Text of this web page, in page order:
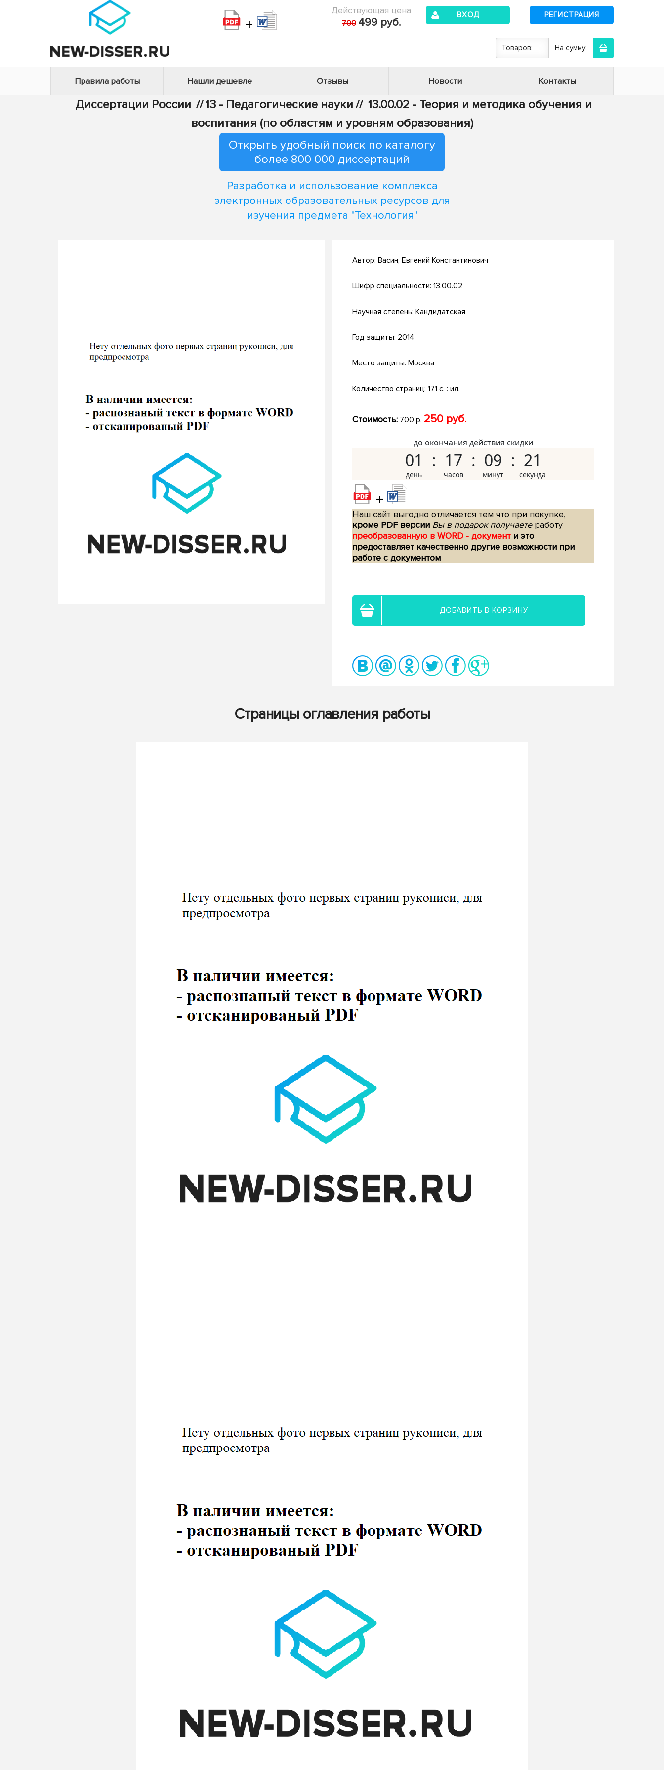
+
Действующая цена
700 499 руб.
ВХОД РЕГИСТРАЦИЯ
Товаров: На сумму:
Правила работы Нашли дешевле Отзывы Новости Контакты
Диссертации России //13 - Педагогические науки // 13.00.02 - Теория и методика обучения и
воспитания (по областям и уровням образования)
Открыть удобный поиск по каталогу
более 800 000 диссертаций
Разработка и использование комплекса
электронных образовательных ресурсов для
изучения предмета "Технология"
Автор: Васин, Евгений Константинович
Шифр специальности: 13.00.02
Научная степень: Кандидатская
Год защиты: 2014
Место защиты: Москва
Количество страниц: 171 с. : ил.
Стоимость: 700 р.250 руб.
до окончания действия скидки
01 17 09 20
+
Наш сайт выгодно отличается тем что при покупке,
кроме PDF версии Вы в подарок получаетеработу
преобразованную в WORD - документ и это
предоставляет качественно другие возможности при
работе с документом
ДОБАВИТЬ В КОРЗИНУ
Страницы оглавления работы